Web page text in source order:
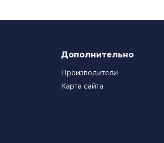
Дополнительно
Производители
Карта сайта